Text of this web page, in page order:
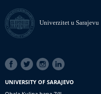
Univerzitet u Sarajevu
SOCIAL
LINKS
UNIVERSITY OF SARAJEVO